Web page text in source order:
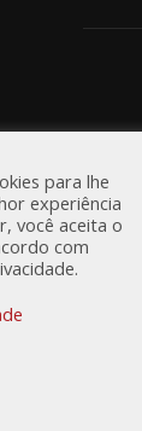
para lhe
experiência
você aceita o
com